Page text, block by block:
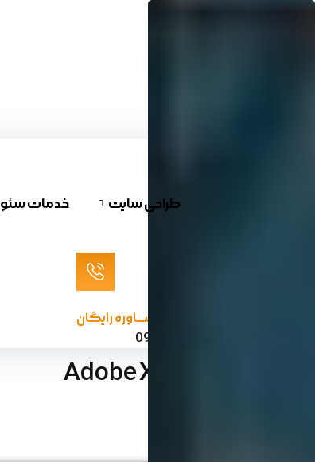
طراحی سایت خدمات سئو
مشـــاوره رایگان
09120624732